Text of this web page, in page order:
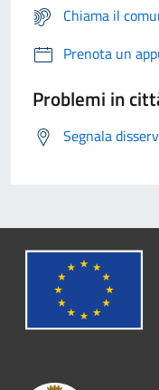
Chiama il
Prenota un
Problemi in
Segnala